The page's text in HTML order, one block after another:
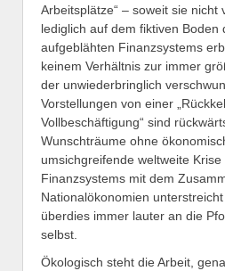
Arbeitsplätze“ – soweit sie nicht
lediglich auf dem fiktiven Boden
aufgeblähten Finanzsystems
keinem Verhältnis zur immer
der unwiederbringlich
Vorstellungen von einer
Vollbeschäftigung“ sind
Wunschträume ohne
umsichgreifende weltweite
Finanzsystems mit dem
Nationalökonomien
überdies immer lauter an die
selbst.
Ökologisch steht die Arbeit,